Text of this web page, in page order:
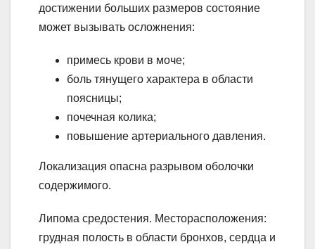
достижении больших размеров состояние
может вызывать осложнения:
примесь крови в моче;
боль тянущего характера в области
поясницы;
почечная колика;
повышение артериального давления.
Локализация опасна разрывом оболочки
содержимого.
Липома средостения. Месторасположения:
грудная полость в области бронхов, сердца и